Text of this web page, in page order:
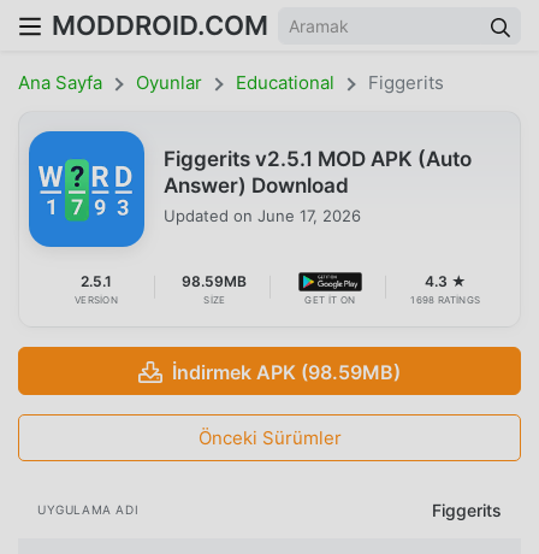
MODDROID.COM
Ana Sayfa Oyunlar Educational Figgerits
Figgerits v2.5.1 MOD APK (Auto
Answer) Download
Updated on June 17, 2026
2.5.1
VERSION
98.59MB
SIZE GET IT ON
4.3 ★
1698 RATINGS
İndirmek APK (98.59MB)
Önceki Sürümler
UYGULAMA ADI Figgerits